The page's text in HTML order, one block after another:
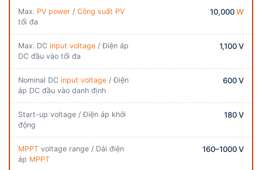
Max. PV power / Công suất PV
tối đa
10,000W
Max. DC input voltage / Điện áp
DC đầu vào tối đa
1,100 V
Nominal DC input voltage / Điện
áp DC đầu vào danh định
600 V
Start-up voltage / Điện áp khởi
động
180 V
MPPT voltage range / Dải điện
áp MPPT
160–1000 V